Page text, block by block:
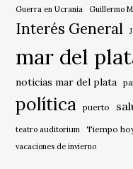
Guerra en Ucrania Guillermo
Interés General
mar del
noticias mar del plata
política puerto
teatro auditorium Tiempo
vacaciones de invierno